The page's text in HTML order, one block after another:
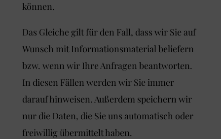
können.
Das Gleiche gilt für den Fall, dass wir Sie auf
Wunsch mit Informationsmaterial beliefern
bzw. wenn wir Ihre Anfragen beantworten.
In diesen Fällen werden wir Sie immer
darauf hinweisen. Außerdem speichern wir
nur die Daten, die Sie uns automatisch oder
freiwillig übermittelt haben.